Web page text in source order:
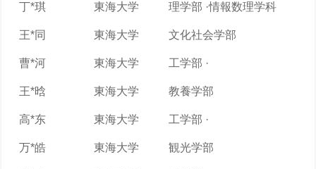
丁*琪 東海大学 理学部 ·情報数理学科
王*同 東海大学 文化社会学部
曹*河 東海大学 工学部 ·
王*晗 東海大学 教養学部
高*东 東海大学 工学部 ·
万*皓 東海大学 観光学部